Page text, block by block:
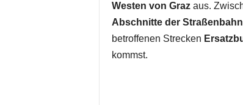
Westen von Grazaus.
Abschnitte der
betroffenen Strecken
kommst.